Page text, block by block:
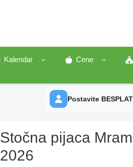
Kalendar Cene
Postavite
Stočna pijaca
2026